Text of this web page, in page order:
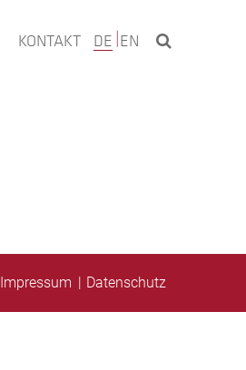
KONTAKT DE EN
Impressum Datenschutz